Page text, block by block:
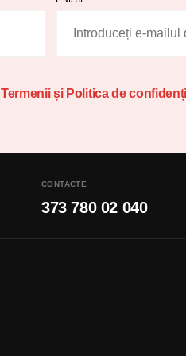
Termenii și Politica de
CONTACTE
373 780 02 040